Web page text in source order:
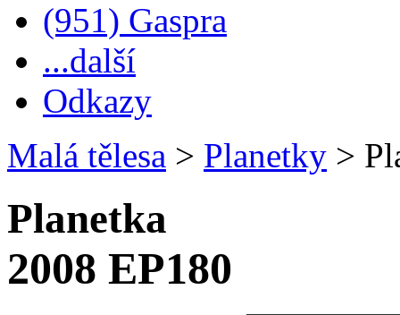
(951) Gaspra
...další
Odkazy
Malá tělesa > Planetky >
Planetka
2008 EP180